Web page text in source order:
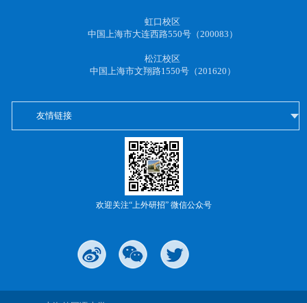
虹口校区
中国上海市大连西路550号（200083）
松江校区
中国上海市文翔路1550号（201620）
友情链接
欢迎关注“上外研招” 微信公众号